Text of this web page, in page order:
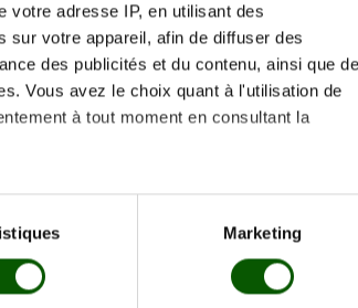
votre adresse IP, en utilisant des
votre appareil, afin de diffuser des
des publicités et du contenu, ainsi que de
Vous avez le choix quant à l'utilisation de
à tout moment en consultant la
être précises à plusieurs mètres près
Marketing